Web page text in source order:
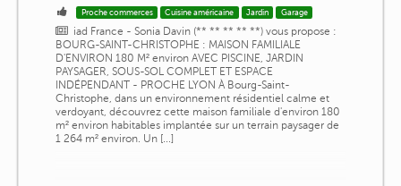
Proche commerces Cuisine américaine Jardin Garage
iad France - Sonia Davin (** ** ** ** **) vous propose :
BOURG-SAINT-CHRISTOPHE : MAISON FAMILIALE
D'ENVIRON 180 M² environ AVEC PISCINE, JARDIN
PAYSAGER, SOUS-SOL COMPLET ET ESPACE
INDÉPENDANT - PROCHE LYON À Bourg-Saint-
Christophe, dans un environnement résidentiel calme et
verdoyant, découvrez cette maison familiale d'environ 180
m² environ habitables implantée sur un terrain paysager de
1 264 m² environ. Un [...]